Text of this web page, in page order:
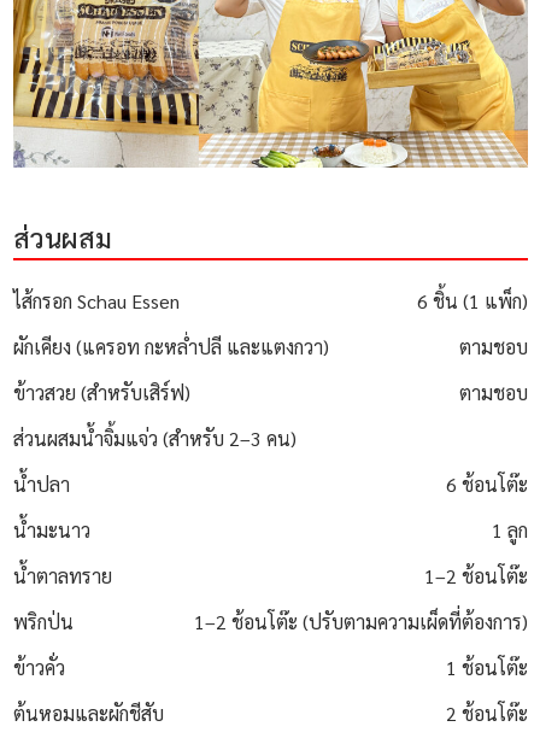
ส่วนผสม
ไส้กรอก Schau Essen
6 ชิ้น (1 แพ็ก)
ผักเคียง (แครอท กะหล่ำปลี และแตงกวา)
ตามชอบ
ข้าวสวย (สำหรับเสิร์ฟ)
ตามชอบ
ส่วนผสมน้ำจิ้มแจ่ว (สำหรับ 2–3 คน)
น้ำปลา
6 ช้อนโต๊ะ
น้ำมะนาว
1 ลูก
น้ำตาลทราย
1–2 ช้อนโต๊ะ
พริกป่น
1–2 ช้อนโต๊ะ (ปรับตามความเผ็ดที่ต้องการ)
ข้าวคั่ว
1 ช้อนโต๊ะ
ต้นหอมและผักชีสับ
2 ช้อนโต๊ะ